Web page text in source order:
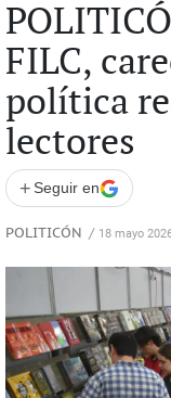
FILC,
política
lectores
+ Seguir en
POLITICÓN / 18 mayo